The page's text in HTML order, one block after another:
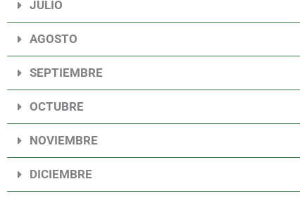
JULIO
AGOSTO
SEPTIEMBRE
OCTUBRE
NOVIEMBRE
DICIEMBRE